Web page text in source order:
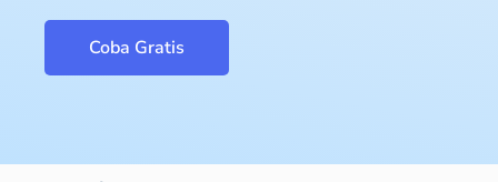
Coba Gratis